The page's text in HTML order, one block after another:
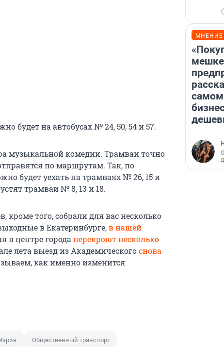
будет на автобусах № 24, 50, 54 и 57.
музыкальной комедии. Трамваи точно
по маршрутам. Так, по
будет уехать на трамваях № 26, 15 и
трамваи № 8, 13 и 18.
кроме того, собрали для вас несколько
в Екатеринбурге,в нашей
в центре города перекроют несколько
лета выезд из Академическогоснова
как именно изменится
Общественный транспорт
МНЕНИЕ
самом